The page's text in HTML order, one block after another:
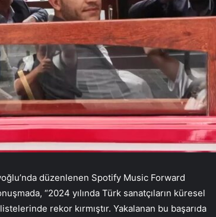
düzenlenen Spotify Music Forward
“2024 yılında Türk sanatçıların küresel
rekor kırmıştır. Yakalanan bu başarıda